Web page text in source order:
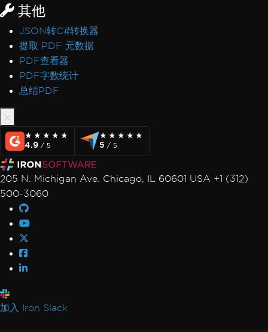
其他
JSON转C#转换器
提取 PDF 元数据
PDF查看器
PDF字数统计
总结PDF
★★★★★
★★★★★
4.9 / 5
★★★★★
★★★★★
5 / 5
205 N. Michigan Ave. Chicago, IL 60601 USA +1 (312)
500-3060
加入 Iron Slack